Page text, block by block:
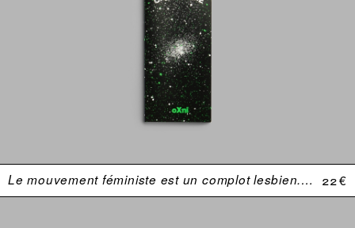
Le mouvement féministe est un complot lesbien. Une anthologie (USA 1969–1974) 22 €